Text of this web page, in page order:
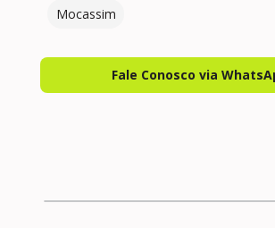
Mocassim
Fale Conosco via